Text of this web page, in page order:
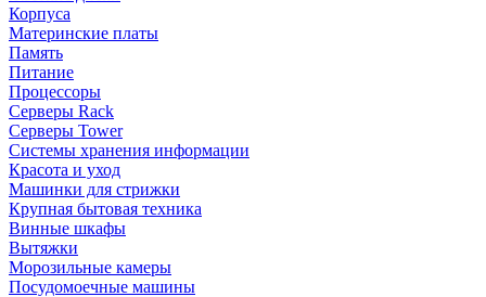
Корпуса
Материнские платы
Память
Питание
Процессоры
Серверы Rack
Серверы Tower
Системы хранения информации
Красота и уход
Машинки для стрижки
Крупная бытовая техника
Винные шкафы
Вытяжки
Морозильные камеры
Посудомоечные машины